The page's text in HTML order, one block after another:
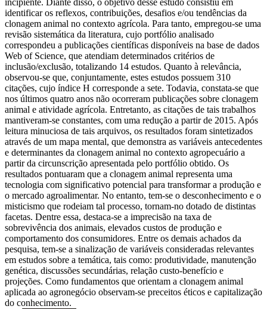
incipiente. Diante disso, o objetivo desse estudo consistiu em
identificar os reflexos, contribuições, desafios e/ou tendências da
clonagem animal no contexto agrícola. Para tanto, empregou-se uma
revisão sistemática da literatura, cujo portfólio analisado
correspondeu a publicações científicas disponíveis na base de dados
Web of Science, que atendiam determinados critérios de
inclusão/exclusão, totalizando 14 estudos. Quanto à relevância,
observou-se que, conjuntamente, estes estudos possuem 310
citações, cujo índice H corresponde a sete. Todavia, constata-se que
nos últimos quatro anos não ocorreram publicações sobre clonagem
animal e atividade agrícola. Entretanto, as citações de tais trabalhos
mantiveram-se constantes, com uma redução a partir de 2015. Após
leitura minuciosa de tais arquivos, os resultados foram sintetizados
através de um mapa mental, que demonstra as variáveis antecedentes
e determinantes da clonagem animal no contexto agropecuário a
partir da circunscrição apresentada pelo portfólio obtido. Os
resultados pontuaram que a clonagem animal representa uma
tecnologia com significativo potencial para transformar a produção e
o mercado agroalimentar. No entanto, tem-se o desconhecimento e o
misticismo que rodeiam tal processo, tornam-no dotado de distintas
facetas. Dentre essa, destaca-se a imprecisão na taxa de
sobrevivência dos animais, elevados custos de produção e
comportamento dos consumidores. Entre os demais achados da
pesquisa, tem-se a sinalização de variáveis consideradas relevantes
em estudos sobre a temática, tais como: produtividade, manutenção
genética, discussões secundárias, relação custo-benefício e
projeções. Como fundamentos que orientam a clonagem animal
aplicada ao agronegócio observam-se preceitos éticos e capitalização
do conhecimento.